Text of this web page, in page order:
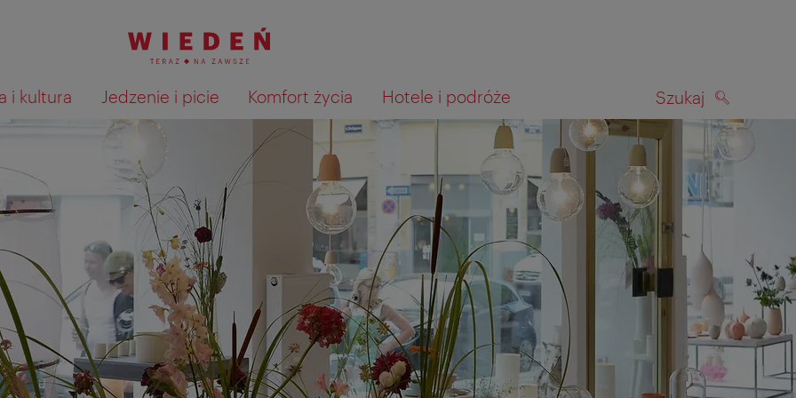
i kultura Jedzenie i picie Komfort życia Hotele i podróże Szukaj
Pokaż na mapie wyniki wyszukiwania SZUKAJ